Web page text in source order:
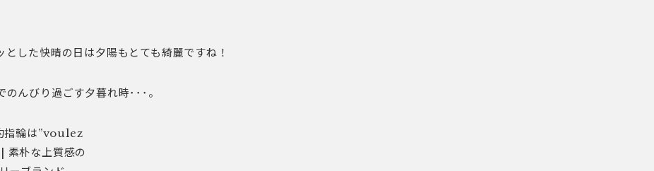
した快晴の日は夕陽もとても綺麗ですね！
んびり過ごす夕暮れ時･･･。